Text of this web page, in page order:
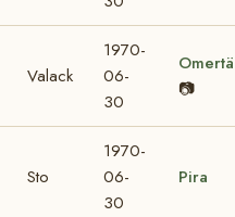
Valack
1970-
06-
30
📷
Sto
1970-
06-
30
Pira